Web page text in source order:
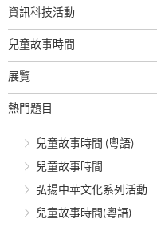
資訊科技活動
兒童故事時間
展覽
熱門題目
兒童故事時間 (粵語)
兒童故事時間
弘揚中華文化系列活動
兒童故事時間(粵語)